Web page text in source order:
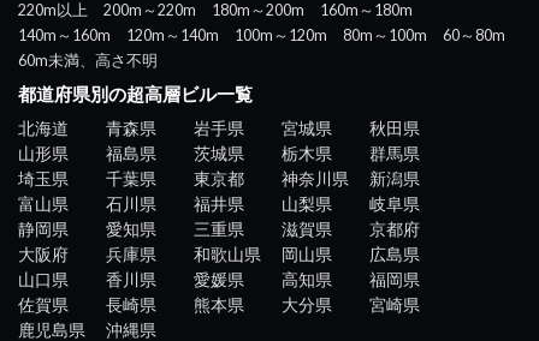
220m以上 200m～220m 180m～200m
160m～180m
140m～160m
120m～140m 100m～120m 80m～100m
60～80m
60m未満、高さ不明
都道府県別の超高層ビル一覧
北海道 青森県 岩手県 宮城県
秋田県
山形県
福島県 茨城県 栃木県
群馬県
埼玉県
千葉県 東京都 神奈川県
新潟県
富山県
石川県 福井県 山梨県
岐阜県
静岡県
愛知県 三重県 滋賀県
京都府
大阪府
兵庫県 和歌山県 岡山県
広島県
山口県
香川県 愛媛県 高知県
福岡県
佐賀県
長崎県 熊本県 大分県
宮崎県
鹿児島県
沖縄県